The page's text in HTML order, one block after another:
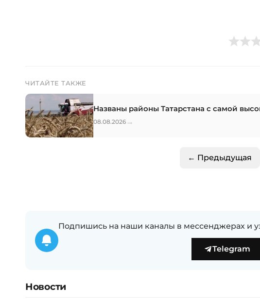
ЧИТАЙТЕ ТАКЖЕ
Названы районы Татарстана с самой
08.08.2026 →
← Предыдущая
Подпишись на наши каналы в мессенджерах и
Telegram
Новости